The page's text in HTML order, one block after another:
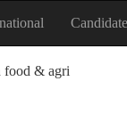
food & agri